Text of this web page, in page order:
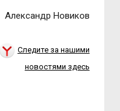
Александр Новиков
Следите за нашими
новостями здесь